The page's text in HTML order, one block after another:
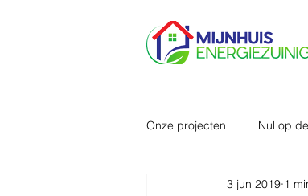
Onze projecten Nul op
3 jun 2019 1